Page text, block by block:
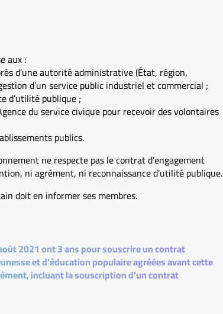
aux :
d’une autorité administrative (État, région,
d’un service public industriel et commercial ;
d’utilité publique ;
du service civique pour recevoir des volontaires
publics.
ne respecte pas le contrat d’engagement
ni agrément, ni reconnaissance d’utilité publique.
doit en informer ses membres.
2021 ont 3 ans pour souscrire un contrat
et d’éducation populaire agréées avant cette
incluant la souscription d’un contrat